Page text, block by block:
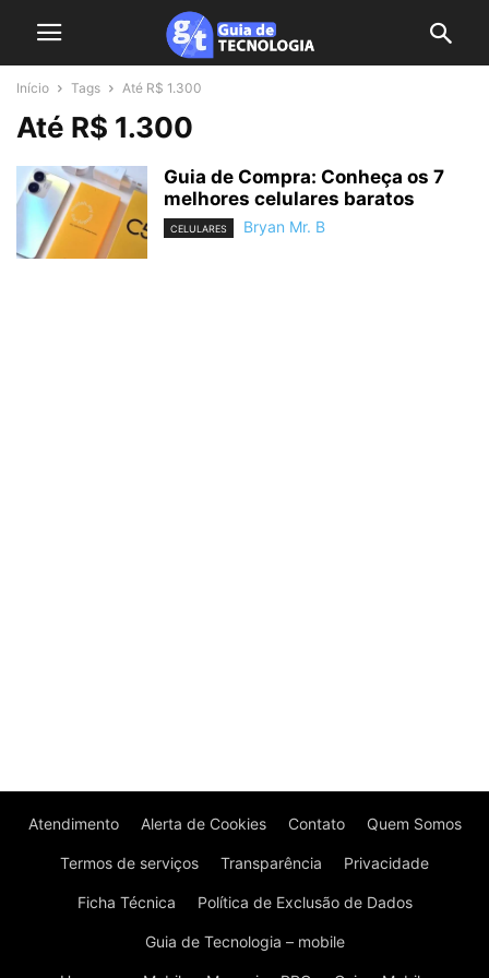
Início Tags Até R$ 1.300
Até R$ 1.300
Guia de Compra: Conheça os 7
melhores celulares baratos
CELULARES Bryan Mr. B
Atendimento Alerta de Cookies Contato Quem Somos
Termos de serviços Transparência Privacidade
Ficha Técnica Política de Exclusão de Dados
Guia de Tecnologia – mobile